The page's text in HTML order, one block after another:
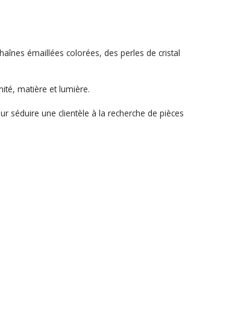
émaillées colorées, des perles de cristal
matière et lumière.
séduire une clientèle à la recherche de pièces